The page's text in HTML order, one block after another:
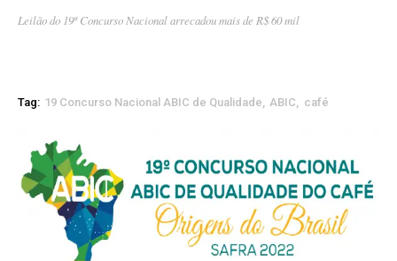
Leilão do 19ª Concurso Nacional arrecadou mais de R$ 60 mil
Tag: 19 Concurso Nacional ABIC de Qualidade ABIC café